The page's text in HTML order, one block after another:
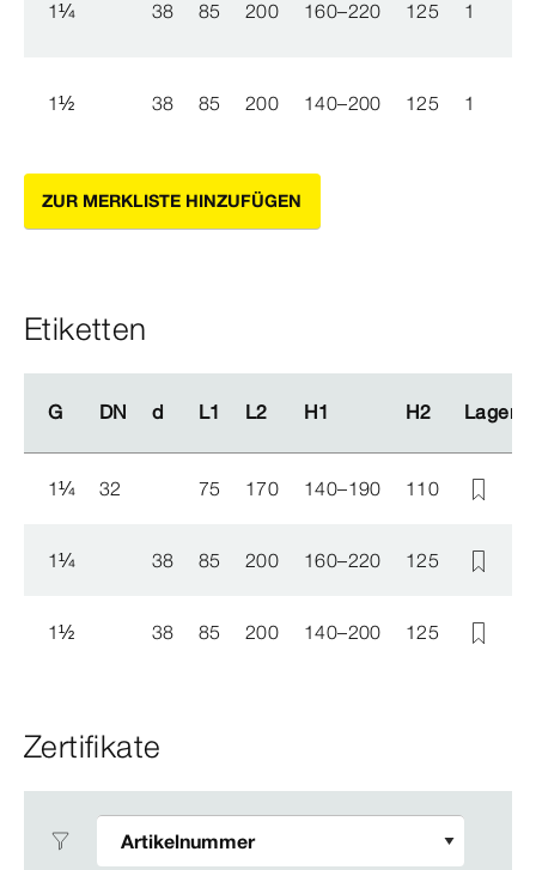
1¼ 38 85 200 160–220 125 1
1½ 38 85 200 140–200 125 1
ZUR MERKLISTE HINZUFÜGEN
Etiketten
G DN d L1 L2 H1 H2
G DN d L1 L2 H1 H2
1¼ 32 75 170 140–190 110
1¼ 38 85 200 160–220 125
1½ 38 85 200 140–200 125
Zertifikate